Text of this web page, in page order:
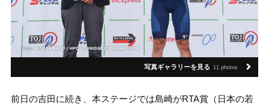
写真ギャラリーを見る 11 photos
前日の吉田に続き、本ステージでは島崎がRTA賞（日本の若